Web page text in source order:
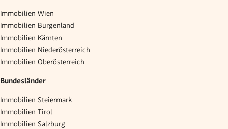
Immobilien Wien
Immobilien Burgenland
Immobilien Kärnten
Immobilien Niederösterreich
Immobilien Oberösterreich
Bundesländer
Immobilien Steiermark
Immobilien Tirol
Immobilien Salzburg